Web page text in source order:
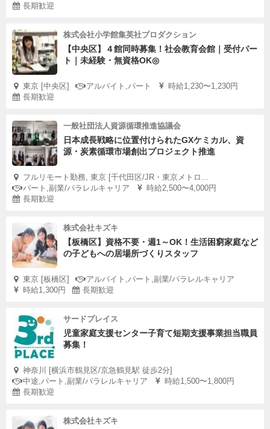
長期歓迎
株式会社小学館集英社プロダクション
【中央区】４館同時募集！社会教育会館｜受付パー
ト｜未経験・無資格OK◎
東京 [中央区] アルバイト,パート
時給1,230〜1,230円
長期歓迎
一般社団法人資源循環推進協議会
日本成長戦略に位置付けられたGXケミカル、資
源・炭素循環市場創出プロジェクト推進
フルリモート勤務, 東京 [千代田区/JR・東京メトロ...
パート,副業/パラレルキャリア
時給2,500〜4,000円
長期歓迎
株式会社キズキ
【板橋区】資格不要・週1～OK！生活困窮家庭など
の子どもへの居場所づくりスタッフ
東京 [板橋区]
アルバイト,パート,副業/パラレルキャリア
時給1,300円
長期歓迎
サードプレイス
児童家庭支援センター子育て短期支援事業担当職員
募集！
神奈川 [横浜市鶴見区/京急鶴見駅 徒歩2分]
中途,パート,副業/パラレルキャリア
時給1,500〜1,800円
長期歓迎
株式会社キズキ